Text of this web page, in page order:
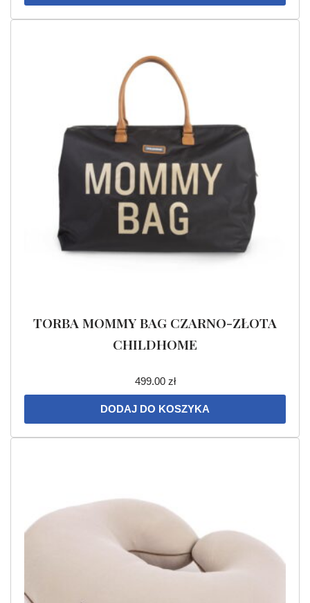
TORBA MOMMY BAG CZARNO-ZŁOTA
CHILDHOME
499.00 zł
DODAJ DO KOSZYKA